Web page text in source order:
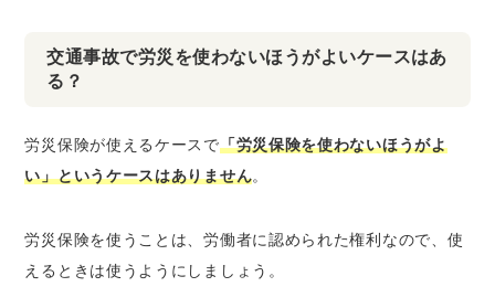
交通事故で労災を使わないほうがよいケースはあ
る？
労災保険が使えるケースで「労災保険を使わないほうがよ
い」というケースはありません。
労災保険を使うことは、労働者に認められた権利なので、使
えるときは使うようにしましょう。